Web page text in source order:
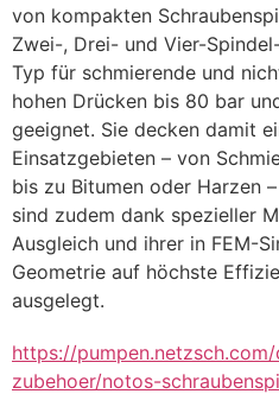
von kompakten
Zwei-, Drei- und Vier-
Typ für schmierende und
hohen Drücken bis 80 bar
geeignet. Sie decken damit
Einsatzgebieten – von
bis zu Bitumen oder Harzen
sind zudem dank spezieller
Ausgleich und ihrer in FEM-
Geometrie auf höchste
ausgelegt.
https://
zubehoer/notos-